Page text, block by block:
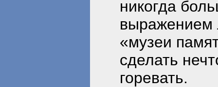
никогда
выражением
«музеи
сделать
горевать.